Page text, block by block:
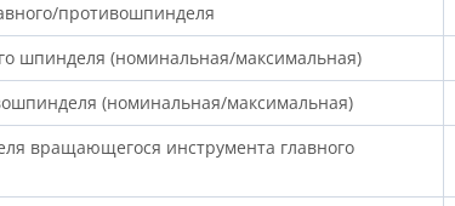
противошпинделя
шпинделя (номинальная/максимальная)
(номинальная/максимальная)
вращающегося инструмента главного